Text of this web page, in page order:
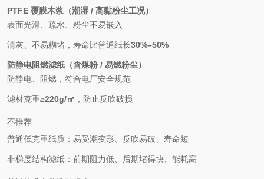
PTFE 覆膜木浆（潮湿 / 高黏粉尘工况）
表面光滑、疏水、粉尘不易嵌入
清灰、不易糊堵，寿命比普通纸长30%–50%
防静电阻燃滤纸（含煤粉 / 易燃粉尘）
防静电、阻燃，符合电厂安全规范
滤材克重≥220g/㎡ ，防止反吹破损
不推荐
普通低克重纸质：易受潮变形、反吹易破、寿命短
非梯度结构滤纸：前期阻力低、后期堵得快、能耗高